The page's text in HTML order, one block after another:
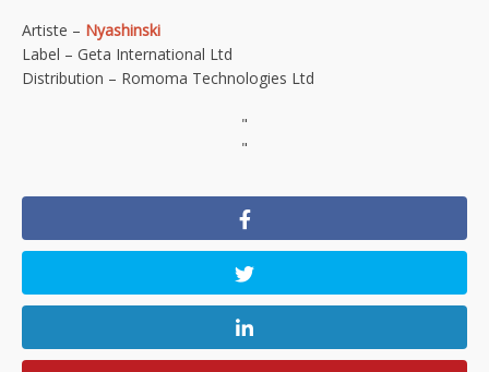
Artiste – Nyashinski
Label – Geta International Ltd
Distribution – Romoma Technologies Ltd
"
"